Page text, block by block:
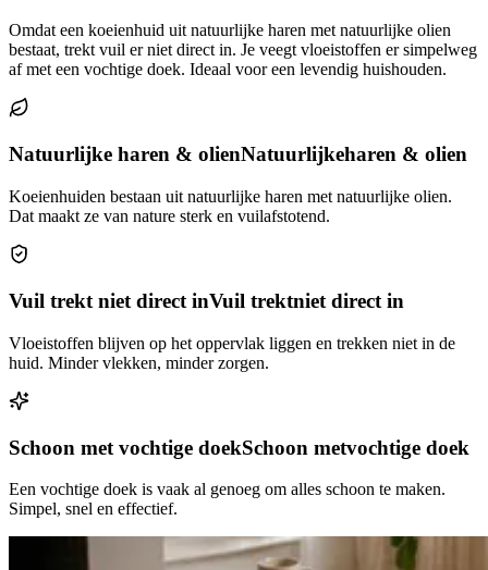
Omdat een koeienhuid uit natuurlijke haren met natuurlijke olien
bestaat, trekt vuil er niet direct in. Je veegt vloeistoffen er simpelweg
af met een vochtige doek. Ideaal voor een levendig huishouden.
Natuurlijke haren & olienNatuurlijkeharen & olien
Koeienhuiden bestaan uit natuurlijke haren met natuurlijke olien.
Dat maakt ze van nature sterk en vuilafstotend.
Vuil trekt niet direct inVuil trektniet direct in
Vloeistoffen blijven op het oppervlak liggen en trekken niet in de
huid. Minder vlekken, minder zorgen.
Schoon met vochtige doekSchoon metvochtige doek
Een vochtige doek is vaak al genoeg om alles schoon te maken.
Simpel, snel en effectief.